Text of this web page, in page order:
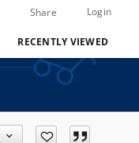
Share Login
RECENTLY VIEWED